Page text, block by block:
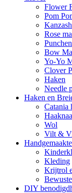
Flower
Pom
Rose
Bow
Yo-Yo
Clover
Haken
Needle
Haken en
Catania
Wol
Vilt &
Kleding
Krijtrol
DIY